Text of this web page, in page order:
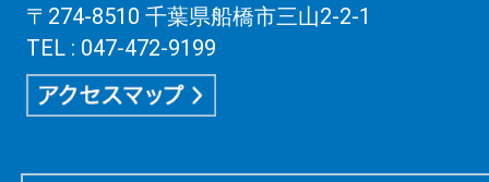
〒274-8510 千葉県船橋市三山2-2-1
TEL : 047-472-9199